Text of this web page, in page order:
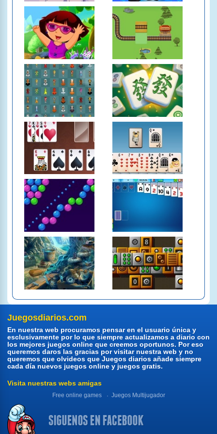
Juegosdiarios.com
En nuestra web procuramos pensar en el usuario única y
esclusivamente por lo que siempre actualizamos a diario con
los mejores juegos online que creemos oportunos. Por eso
queremos daros las gracias por visitar nuestra web y no
queremos que olvideos que Juegos diarios añade siempre
cada día nuevos juegos online y juegos gratis.
Visita nuestras webs amigas
Free online games Juegos Multijugador